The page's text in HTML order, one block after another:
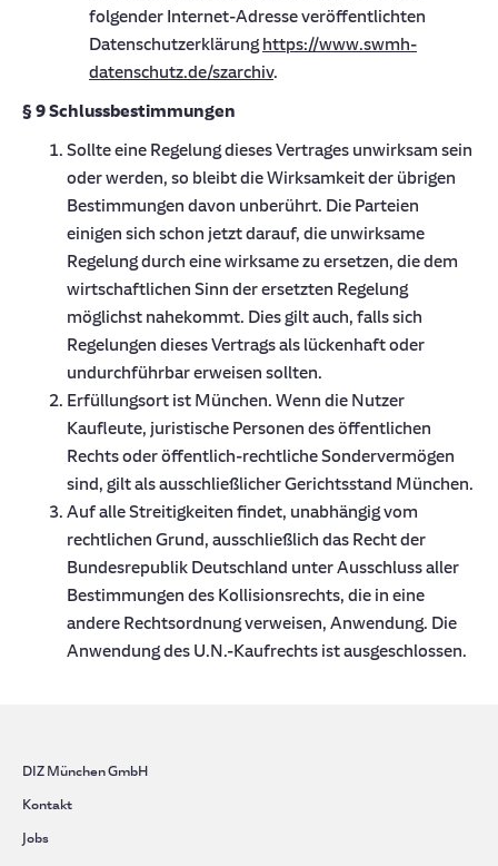
folgender Internet-Adresse veröffentlichten
Datenschutzerklärunghttps://www.swmh-
datenschutz.de/szarchiv.
§ 9 Schlussbestimmungen
Sollte eine Regelung dieses Vertrages unwirksam sein
oder werden, so bleibt die Wirksamkeit der übrigen
Bestimmungen davon unberührt. Die Parteien
einigen sich schon jetzt darauf, die unwirksame
Regelung durch eine wirksame zu ersetzen, die dem
wirtschaftlichen Sinn der ersetzten Regelung
möglichst nahekommt. Dies gilt auch, falls sich
Regelungen dieses Vertrags als lückenhaft oder
undurchführbar erweisen sollten.
Erfüllungsort ist München. Wenn die Nutzer
Kaufleute, juristische Personen des öffentlichen
Rechts oder öffentlich-rechtliche Sondervermögen
sind, gilt als ausschließlicher Gerichtsstand München.
Auf alle Streitigkeiten findet, unabhängig vom
rechtlichen Grund, ausschließlich das Recht der
Bundesrepublik Deutschland unter Ausschluss aller
Bestimmungen des Kollisionsrechts, die in eine
andere Rechtsordnung verweisen, Anwendung. Die
Anwendung des U.N.-Kaufrechts ist ausgeschlossen.
DIZ München GmbH
Kontakt
Jobs